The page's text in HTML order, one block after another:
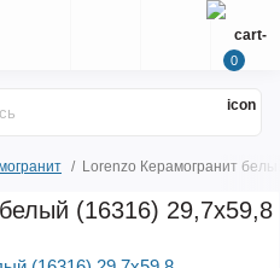
0
Lorenzo Керамогранит
(16316) 29,7x59,8